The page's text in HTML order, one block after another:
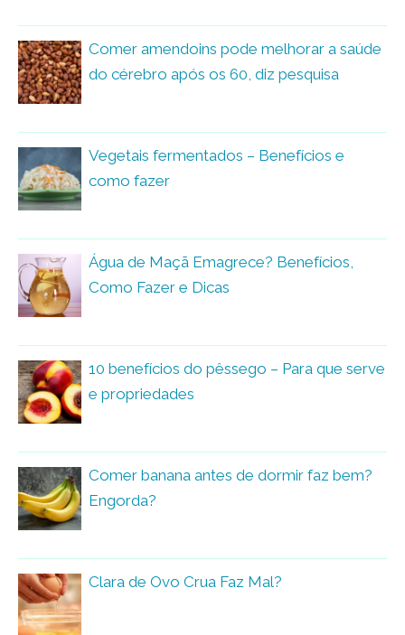
Comer amendoins pode melhorar a saúde
do cérebro após os 60, diz pesquisa
Vegetais fermentados – Benefícios e
como fazer
Água de Maçã Emagrece? Benefícios,
Como Fazer e Dicas
10 benefícios do pêssego – Para que serve
e propriedades
Comer banana antes de dormir faz bem?
Engorda?
Clara de Ovo Crua Faz Mal?